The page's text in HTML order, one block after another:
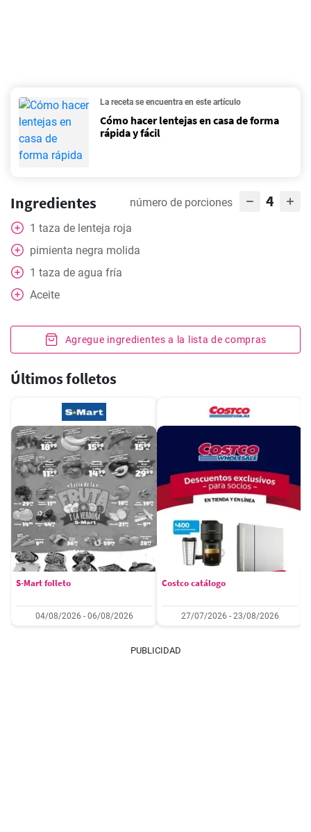
La receta se encuentra en este artículo
Cómo hacer lentejas en casa de forma
rápida y fácil
Ingredientes número de porciones 4
1 taza de lenteja roja
pimienta negra molida
1 taza de agua fría
Aceite
Agregue ingredientes a la lista de compras
Últimos folletos
S-Mart folleto
04/08/2026 - 06/08/2026
Costco catálogo
27/07/2026 - 23/08/2026
PUBLICIDAD